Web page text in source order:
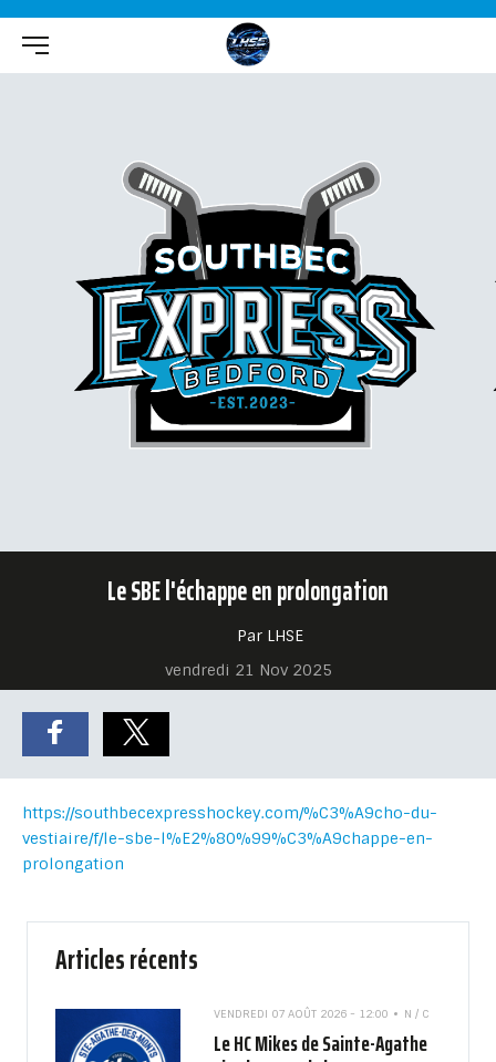
Le SBE l'échappe en prolongation
Par LHSE
vendredi 21 Nov 2025
https://southbecexpresshockey.com/%C3%A9cho-du-
vestiaire/f/le-sbe-l%E2%80%99%C3%A9chappe-en-
prolongation
Articles récents
VENDREDI 07 AOÛT 2026 - 12:00 N / C
Le HC Mikes de Sainte-Agathe